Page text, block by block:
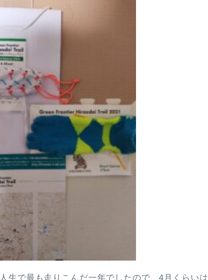
生で最も走りこんだ一年でしたので、4月くらいは